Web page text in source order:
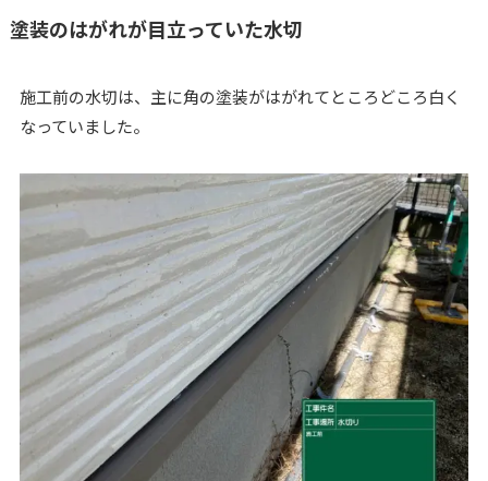
塗装のはがれが目立っていた水切
施工前の水切は、主に角の塗装がはがれてところどころ白く
なっていました。